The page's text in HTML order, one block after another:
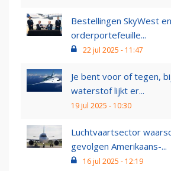
Bestellingen SkyWest
orderportefeuille...
22 jul 2025 - 11:47
Je bent voor of tegen,
waterstof lijkt er...
19 jul 2025 - 10:30
Luchtvaartsector
gevolgen Amerikaans-...
16 jul 2025 - 12:19